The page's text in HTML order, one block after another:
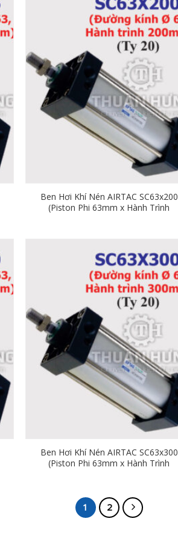
Ben Hơi Khí Nén AIRTAC SC63x200
(Piston Phi 63mm x Hành Trình
Ben Hơi Khí Nén AIRTAC SC63x300
(Piston Phi 63mm x Hành Trình
1 2